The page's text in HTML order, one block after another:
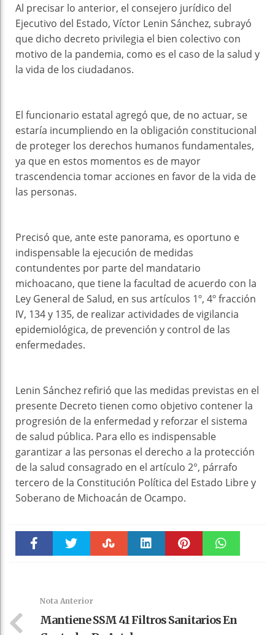
Al precisar lo anterior, el consejero jurídico del
Ejecutivo del Estado, Víctor Lenin Sánchez, subrayó
que dicho decreto privilegia el bien colectivo con
motivo de la pandemia, como es el caso de la salud y
la vida de los ciudadanos.
El funcionario estatal agregó que, de no actuar, se
estaría incumpliendo en la obligación constitucional
de proteger los derechos humanos fundamentales,
ya que en estos momentos es de mayor
trascendencia tomar acciones en favor de la vida de
las personas.
Precisó que, ante este panorama, es oportuno e
indispensable la ejecución de medidas
contundentes por parte del mandatario
michoacano, que tiene la facultad de acuerdo con la
Ley General de Salud, en sus artículos 1º, 4º fracción
IV, 134 y 135, de realizar actividades de vigilancia
epidemiológica, de prevención y control de las
enfermedades.
Lenin Sánchez refirió que las medidas previstas en el
presente Decreto tienen como objetivo contener la
progresión de la enfermedad y reforzar el sistema
de salud pública. Para ello es indispensable
garantizar a las personas el derecho a la protección
de la salud consagrado en el artículo 2°, párrafo
tercero de la Constitución Política del Estado Libre y
Soberano de Michoacán de Ocampo.
Nota Anterior
Mantiene SSM 41 Filtros Sanitarios En